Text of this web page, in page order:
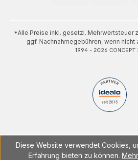
*Alle Preise inkl. gesetzl. Mehrwertsteuer
ggf. Nachnahmegebühren, wenn
1994 - 2026 CONCEPT
Diese Website verwendet Cookies,
Erfahrung bieten zu können.